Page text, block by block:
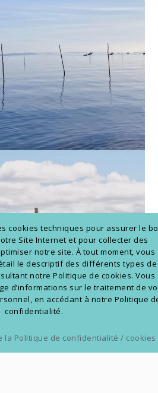
cookies techniques pour assurer le
Site Internet et pour collecter des
notre site. À tout moment, vous
le descriptif des différents types de
notre Politique de cookies. Vous
d’informations sur le traitement de
en accédant à notre Politique
confidentialité.
la Politique de confidentialité / cookies